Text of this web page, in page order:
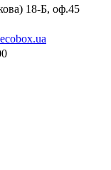
18-Б, оф.45